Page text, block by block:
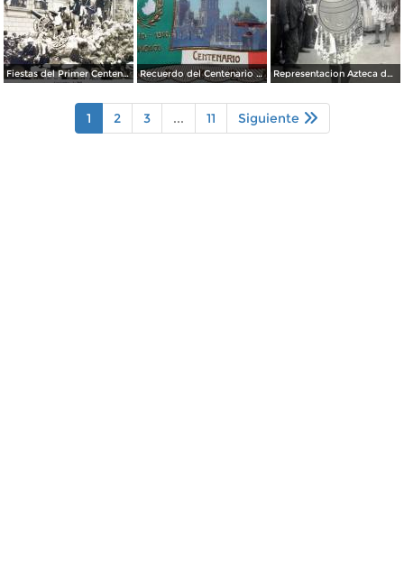
Fiestas del Primer Centenario de la Independencia de Mexico ( 16 de Septiembre de 1910) Por el Fotografo Felix Miret Recuerdo del Centenario 16 de Septiembre de 1910. Representacion Azteca durante el desfile del Centenario 16 de Septiembre de 1910.
1 2 3 ... 11 Siguiente